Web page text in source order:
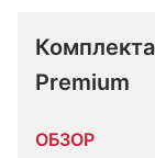
Premium
ОБЗОР